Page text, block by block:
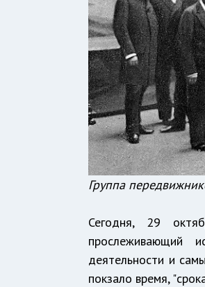
Группа
Сегодня, 29
прослеживающий
деятельности и
покзало время,